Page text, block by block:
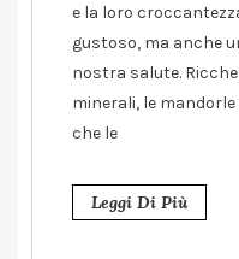
e la loro
gustoso, ma anche
nostra salute.
minerali, le
che le
Leggi Di Più